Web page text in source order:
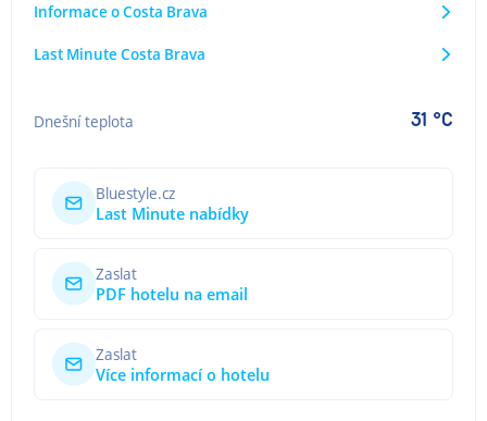
Informace o Costa Brava
Last Minute Costa Brava
Dnešní teplota 31 °C
Bluestyle.cz
Last Minute nabídky
Zaslat
PDF hotelu na email
Zaslat
Více informací o hotelu